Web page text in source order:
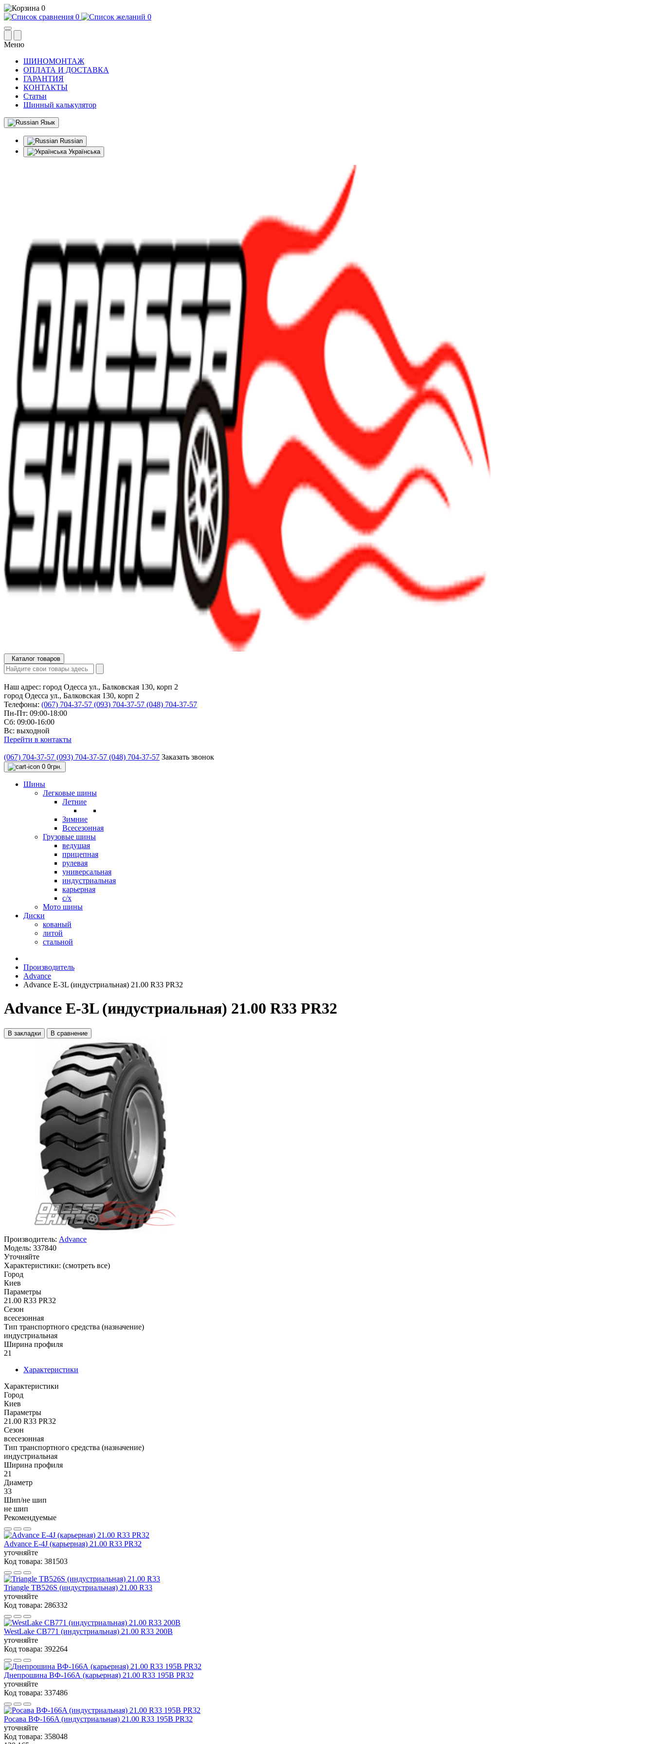
0
0
0
Меню
ШИНОМОНТАЖ
ОПЛАТА И ДОСТАВКА
ГАРАНТИЯ
КОНТАКТЫ
Статьи
Шинный калькулятор
Язык
Russian
Українська
Каталог товаров
Наш адрес: город Одесса ул., Балковская 130, корп 2
город Одесса ул., Балковская 130, корп 2
Телефоны: (067) 704-37-57 (093) 704-37-57 (048) 704-37-57
Пн-Пт: 09:00-18:00
Сб: 09:00-16:00
Вс: выходной
Перейти в контакты
(067) 704-37-57 (093) 704-37-57 (048) 704-37-57 Заказать звонок
0 0грн.
Шины
Легковые шины
Летние
Зимние
Всесезонная
Грузовые шины
ведущая
прицепная
рулевая
универсальная
индустриальная
карьерная
с/х
Мото шины
Диски
кованый
литой
стальной
Производитель
Advance
Advance E-3L (индустриальная) 21.00 R33 PR32
Advance E-3L (индустриальная) 21.00 R33 PR32
В закладки В сравнение
Производитель: Advance
Модель: 337840
Уточняйте
Характеристики: (смотреть все)
Город
Киев
Параметры
21.00 R33 PR32
Сезон
всесезонная
Тип транспортного средства (назначение)
индустриальная
Ширина профиля
21
Характеристики
Характеристики
Город
Киев
Параметры
21.00 R33 PR32
Сезон
всесезонная
Тип транспортного средства (назначение)
индустриальная
Ширина профиля
21
Диаметр
33
Шип/не шип
не шип
Рекомендуемые
Advance E-4J (карьерная) 21.00 R33 PR32
уточняйте
Код товара: 381503
Triangle TB526S (индустриальная) 21.00 R33
уточняйте
Код товара: 286332
WestLake CB771 (индустриальная) 21.00 R33 200B
уточняйте
Код товара: 392264
Днепрошина ВФ-166А (карьерная) 21.00 R33 195B PR32
уточняйте
Код товара: 337486
Росава ВФ-166A (индустриальная) 21.00 R33 195B PR32
уточняйте
Код товара: 358048